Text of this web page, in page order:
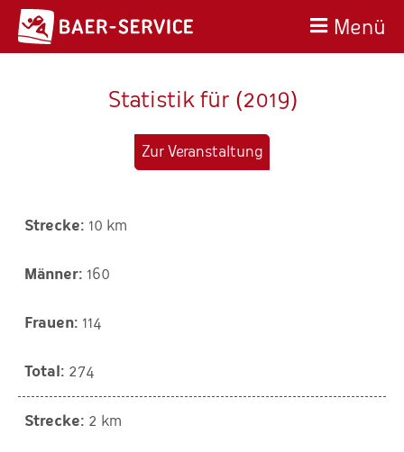
Menü
Statistik für (2019)
Zur Veranstaltung
10 km
160
114
274
2 km